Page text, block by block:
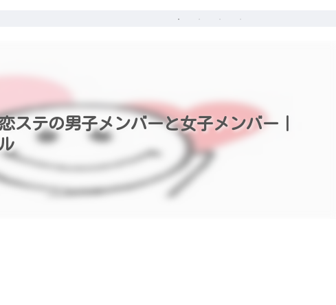
ステの男子メンバーと女子メンバー｜